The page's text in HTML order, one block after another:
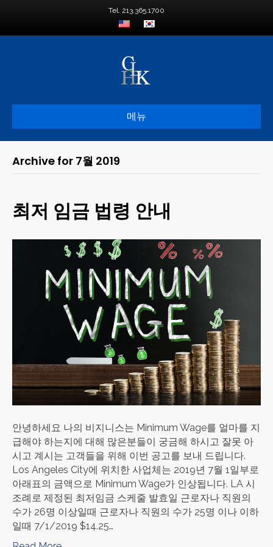
Tel. 213.365.1700
메뉴
Archive for 7월 2019
최저 임금 법령 안내
안녕하세요 나의 비지니스는 Minimum Wage를 얼마를 지
급해야 하는지에 대해 많은분들이 궁금해 하시고 잘못 아
시고 계시는 고객들을 위해 이번 공고를 보내 드립니다.
Los Angeles City에 위치한 사업체는 2019년 7월 1일부로
아래표의 금액으로 Minimum Wage가 인상됩니다. LA 시
조례로 제정된 최저임금 스케줄 발효일 근로자나 직원의
수가 26명 이상일때 근로자나 직원의 수가 25명 이나 이하
일때 7/1/2019 $14.25…